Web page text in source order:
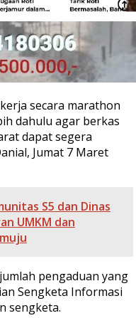
secara marathon
dahulu agar berkas
dapat segera
Jumat 7 Maret
S5 dan Dinas
UMKM dan
pengaduan yang
Sengketa Informasi
sengketa.